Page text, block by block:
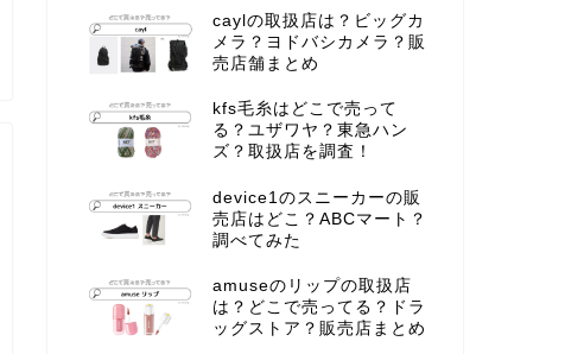
caylの取扱店は？ビッグカ
メラ？ヨドバシカメラ？販
売店舗まとめ
kfs毛糸はどこで売って
る？ユザワヤ？東急ハン
ズ？取扱店を調査！
device1のスニーカーの販
売店はどこ？ABCマート？
調べてみた
amuseのリップの取扱店
は？どこで売ってる？ドラ
ッグストア？販売店まとめ